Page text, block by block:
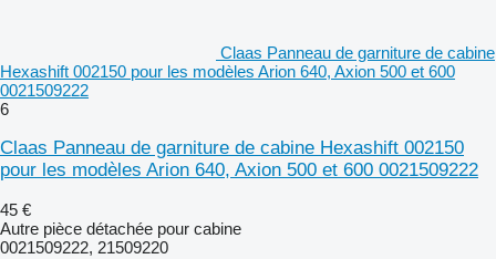
Claas Panneau de garniture de cabine
Hexashift 002150 pour les modèles Arion 640, Axion 500 et 600
0021509222
6
Claas Panneau de garniture de cabine Hexashift 002150
pour les modèles Arion 640, Axion 500 et 600 0021509222
45 €
Autre pièce détachée pour cabine
0021509222, 21509220